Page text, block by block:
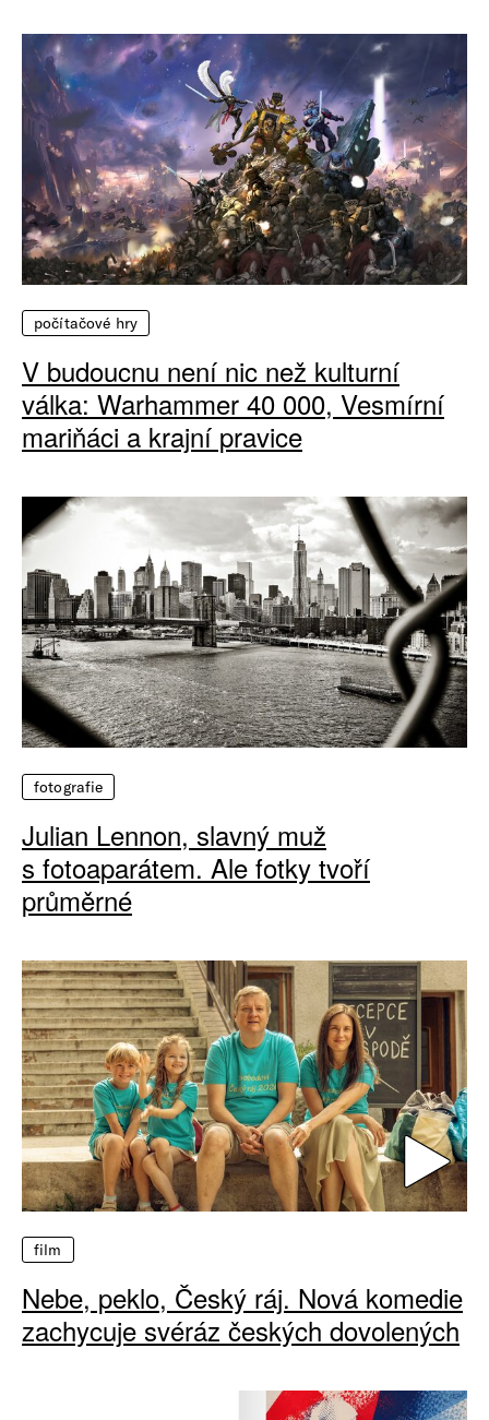
počítačové hry
V budoucnu není nic než kulturní
válka: Warhammer 40 000, Vesmírní
mariňáci a krajní pravice
fotografie
Julian Lennon, slavný muž
s fotoaparátem. Ale fotky tvoří
průměrné
film
Nebe, peklo, Český ráj. Nová komedie
zachycuje svéráz českých dovolených